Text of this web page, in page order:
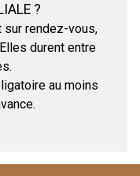
?
rendez-vous,
durent entre
au moins